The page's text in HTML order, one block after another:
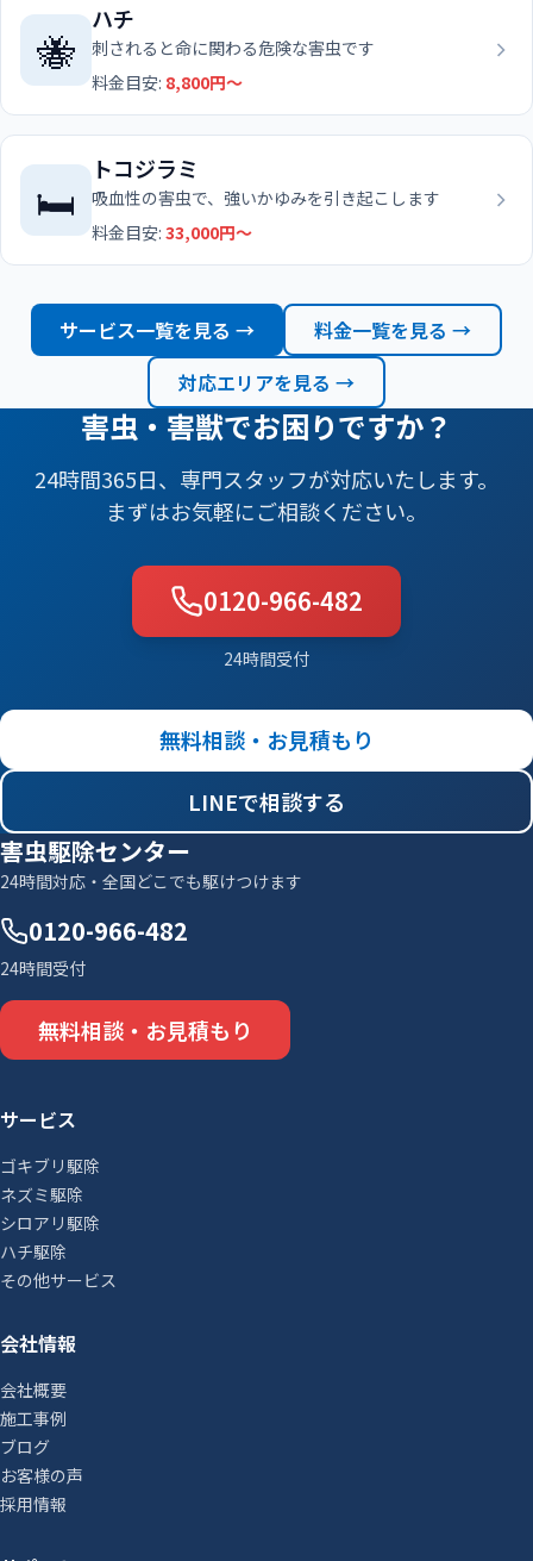
🐝
ハチ
刺されると命に関わる危険な害虫です
料金目安: 8,800円〜
🛏️
トコジラミ
吸血性の害虫で、強いかゆみを引き起こします
料金目安: 33,000円〜
サービス一覧を見る →
料金一覧を見る →
対応エリアを見る →
害虫・害獣でお困りですか？
24時間365日、専門スタッフが対応いたします。
まずはお気軽にご相談ください。
0120-966-482
24時間受付
無料相談・お見積もり
LINEで相談する
害虫駆除センター
24時間対応・全国どこでも駆けつけます
0120-966-482
24時間受付
無料相談・お見積もり
サービス
ゴキブリ駆除
ネズミ駆除
シロアリ駆除
ハチ駆除
その他サービス
会社情報
会社概要
施工事例
ブログ
お客様の声
採用情報